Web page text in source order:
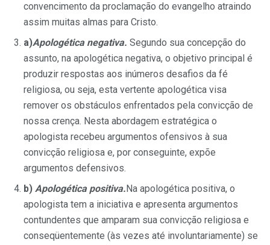
convencimento da proclamação do evangelho atraindo
assim muitas almas para Cristo.
a)Apologética negativa. Segundo sua concepção do
assunto, na apologética negativa, o objetivo principal é
produzir respostas aos inúmeros desafios da fé
religiosa, ou seja, esta vertente apologética visa
remover os obstáculos enfrentados pela convicção de
nossa crença. Nesta abordagem estratégica o
apologista recebeu argumentos ofensivos à sua
convicção religiosa e, por conseguinte, expõe
argumentos defensivos.
b) Apologética positiva.Na apologética positiva, o
apologista tem a iniciativa e apresenta argumentos
contundentes que amparam sua convicção religiosa e
conseqüentemente (às vezes até involuntariamente) se